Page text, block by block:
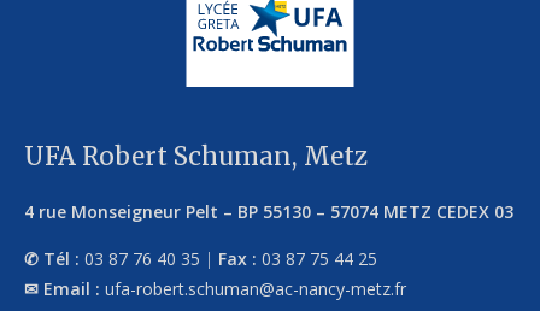
UFA Robert Schuman, Metz
4 rue Monseigneur Pelt – BP 55130 – 57074 METZ CEDEX 03
Tél : 03 87 76 40 35 | Fax : 03 87 75 44 25
Email : ufa-robert.schuman@ac-nancy-metz.fr